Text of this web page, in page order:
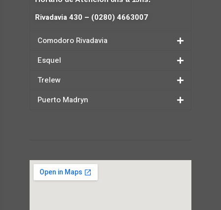
Rivadavia 430 – (0280) 4663007
Comodoro Rivadavia
Esquel
Trelew
Puerto Madryn